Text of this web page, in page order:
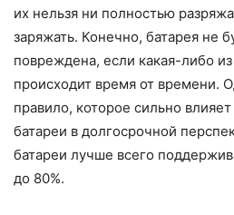
их нельзя ни полностью
заряжать. Конечно, батарея не
повреждена, если какая-либо из
происходит время от времени.
правило, которое сильно
батареи в долгосрочной
батареи лучше всего
до 80%.